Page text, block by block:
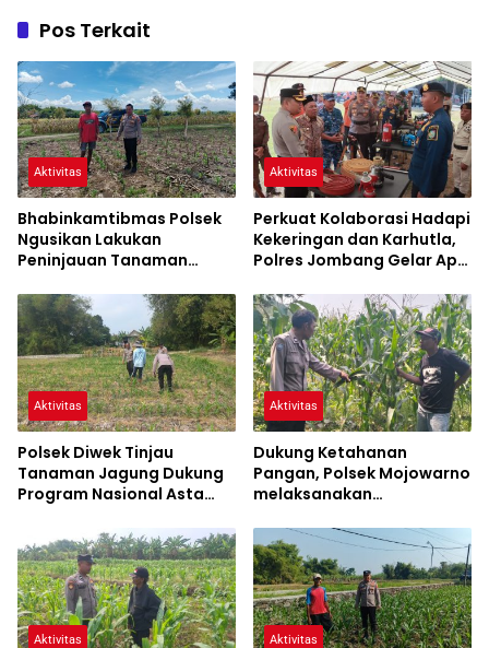
Pos Terkait
Aktivitas
Bhabinkamtibmas Polsek
Ngusikan Lakukan
Peninjauan Tanaman
Mendukung Ketahanan
Pangan
Aktivitas
Perkuat Kolaborasi Hadapi
Kekeringan dan Karhutla,
Polres Jombang Gelar Apel
Aktivitas
Polsek Diwek Tinjau
Tanaman Jagung Dukung
Program Nasional Asta
Aktivitas
Dukung Ketahanan
Pangan, Polsek Mojowarno
melaksanakan
Jagung
Aktivitas Aktivitas